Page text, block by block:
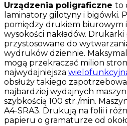
Urządzenia poligraficzne to
laminatory gilotyny i bigówki.
pomiędzy drukiem biurowym
wysokości nakładów.
przystosowane do
wydruków dziennie.
mogą przekraczać milion
najwydajniejsza
obsłuży takiego
najbardziej wydajnych
szybkością 100 str./min.
A4-SRA3. Drukują na folii i
papieru o gramaturze od